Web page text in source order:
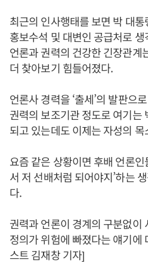
최근의 인사행태를 보면 박 대
홍보수석 및 대변인 공급처로
언론과 권력의 건강한 긴장관계
더 찾아보기 힘들어졌다.
언론사 경력을 ‘출세’의 발판으
권력의 보조기관 정도로 여기는
되고 있는데도 이제는 자성의
요즘 같은 상황이면 후배 언론인
서 저 선배처럼 되어야지’하는
다.
권력과 언론이 경계의 구분없이
정의가 위험에 빠졌다는 얘기에
스트 김재창 기자]